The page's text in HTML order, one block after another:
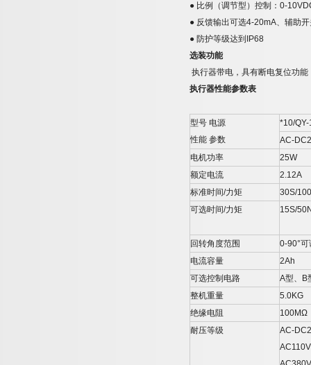
● 比例（调节型）控制： 0-
● 反馈输出可选4-20mA、辅助
● 防护等级达到 IP68
选装功能
执行器带电，具有断电复位功
执行器性能参数表
型号 电源
性能 参数
*10/QY-
AC-
电机功率
25W
额定电流
2.12A
标准时间/力矩
30S/
可选时间/力矩 15S/
回转角度范围 0-90°可
电流容量
2Ah
可选控制电路
A型、 B
整机重量
5.0KG
绝缘电阻
100MΩ
耐压等级
AC-